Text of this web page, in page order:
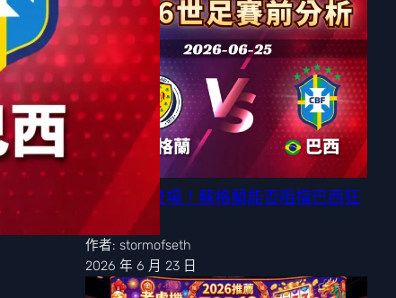
森巴軍團登場！蘇格蘭能否阻擋巴西狂
作者: stormofseth
2026 年 6 月 23 日